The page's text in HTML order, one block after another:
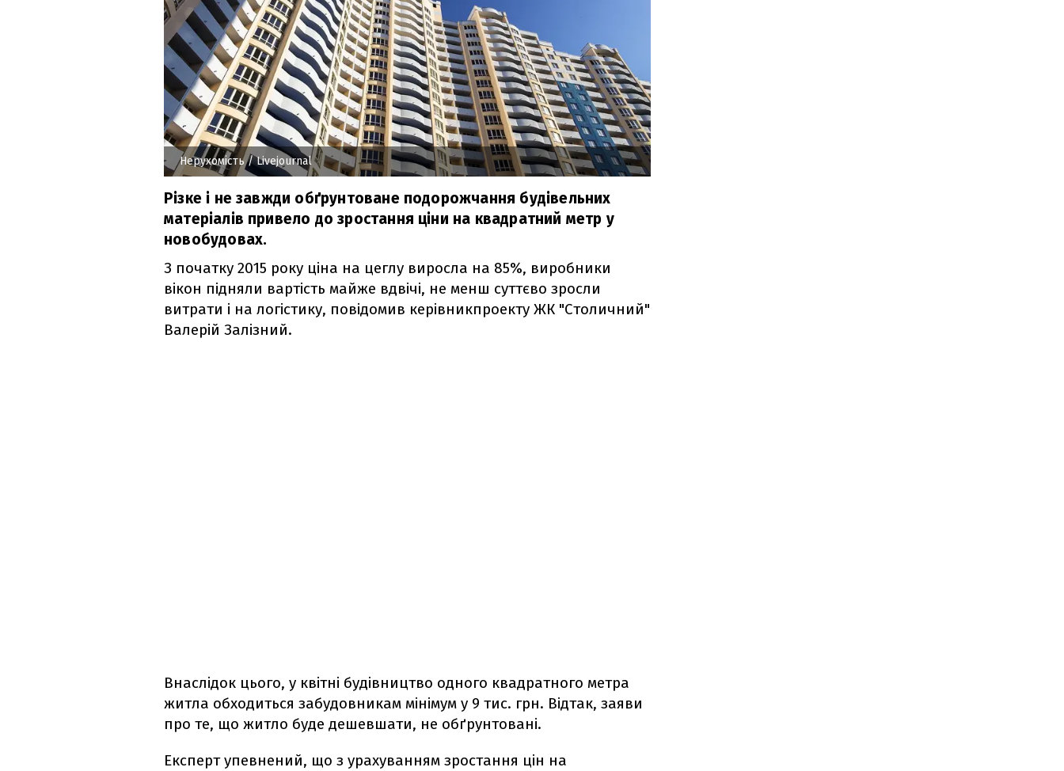
Нерухомість/ Livejournal
Різке і не завжди обґрунтоване подорожчання будівельних
матеріалів привело до зростання ціни на квадратний метр у
новобудовах.
З початку 2015 року ціна на цеглу виросла на 85%, виробники
вікон підняли вартість майже вдвічі, не менш суттєво зросли
витрати і на логістику, повідомив керівникпроекту ЖК "Столичний"
Валерій Залізний.
Внаслідок цього, у квітні будівництво одного квадратного метра
житла обходиться забудовникам мінімум у 9 тис. грн. Відтак, заяви
про те, що житло буде дешевшати, не обґрунтовані.
Експерт упевнений, що з урахуванням зростання цін на